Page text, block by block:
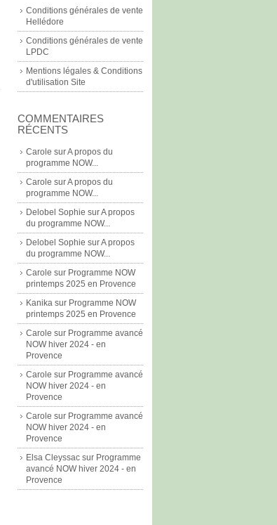
Conditions générales de vente
Hellédore
Conditions générales de vente
LPDC
Mentions légales & Conditions
d'utilisation Site
COMMENTAIRES
RÉCENTS
Carole surA propos du
programme NOW...
Carole surA propos du
programme NOW...
Delobel Sophie surA propos
du programme NOW...
Delobel Sophie surA propos
du programme NOW...
Carole sur Programme NOW
printemps 2025 en Provence
Kanika sur Programme NOW
printemps 2025 en Provence
Carole sur Programme avancé
NOW hiver 2024 - en
Provence
Carole sur Programme avancé
NOW hiver 2024 - en
Provence
Carole sur Programme avancé
NOW hiver 2024 - en
Provence
Elsa Cleyssac sur Programme
avancé NOW hiver 2024 - en
Provence